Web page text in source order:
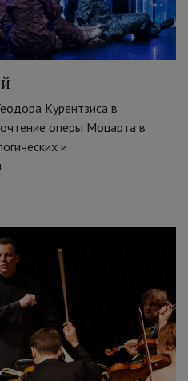
Курентзиса в
оперы Моцарта в
и